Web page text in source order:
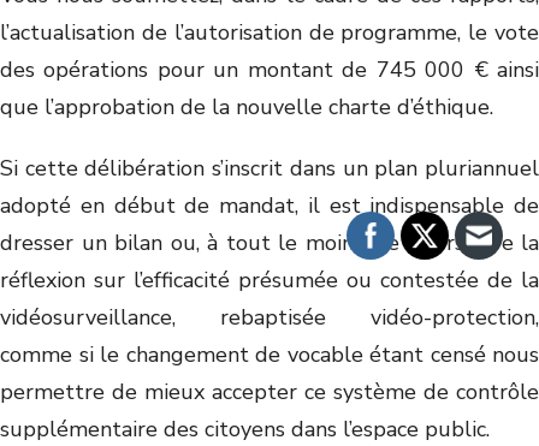
l’actualisation de l’autorisation de programme, le vote
des opérations pour un montant de 745 000 € ainsi
que l’approbation de la nouvelle charte d’éthique.
Si cette délibération s’inscrit dans un plan pluriannuel
adopté en début de mandat, il est indispensable de
dresser un bilan ou, à tout le moins, de poursuivre la
réflexion sur l’efficacité présumée ou contestée de la
vidéosurveillance, rebaptisée vidéo-protection,
comme si le changement de vocable étant censé nous
permettre de mieux accepter ce système de contrôle
supplémentaire des citoyens dans l’espace public.